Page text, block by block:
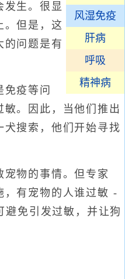
风湿免疫
肝病
呼吸
精神病
发生。很显
。但是，这
的问题是有
疫等问
。因此，当他们推出
犬搜索，他们开始寻找
物的事情。但专家
，有宠物的人谁过敏 -
免引发过敏，并让狗